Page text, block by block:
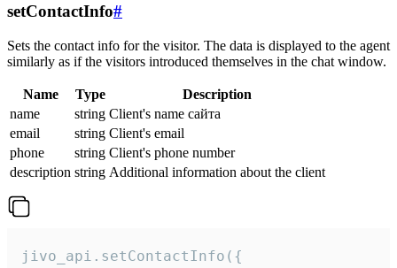
setContactInfo#
Sets the contact info for the visitor. The data is displayed to the agent
similarly as if the visitors introduced themselves in the chat window.
Name Type
Description
name
string Client's name сайта
email
string Client's email
phone
string Client's phone number
description string Additional information about the client
jivo_api.setContactInfo({